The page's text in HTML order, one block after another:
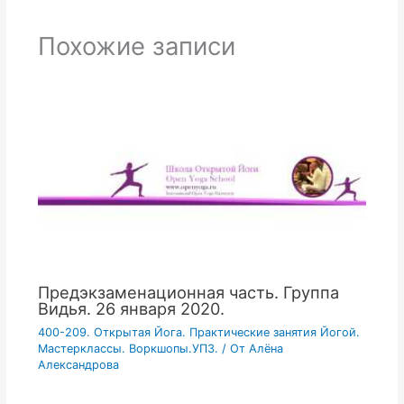
Похожие записи
Предэкзаменационная часть. Группа
Видья. 26 января 2020.
400-209. Открытая Йога. Практические занятия Йогой.
Мастерклассы. Воркшопы.УПЗ. / От Алёна
Александрова